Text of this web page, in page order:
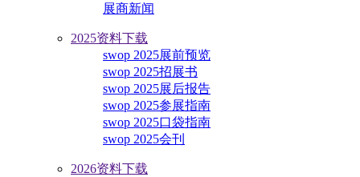
展商新闻
2025资料下载
swop 2025展前预览
swop 2025招展书
swop 2025展后报告
swop 2025参展指南
swop 2025口袋指南
swop 2025会刊
2026资料下载